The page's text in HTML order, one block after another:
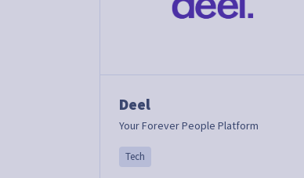
Deel
Your Forever People Platform
Tech